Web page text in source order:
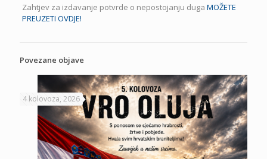
Zahtjev za izdavanje potvrde o nepostojanju duga MOŽETE
PREUZETI OVDJE!
Povezane objave
4 kolovoza, 2026